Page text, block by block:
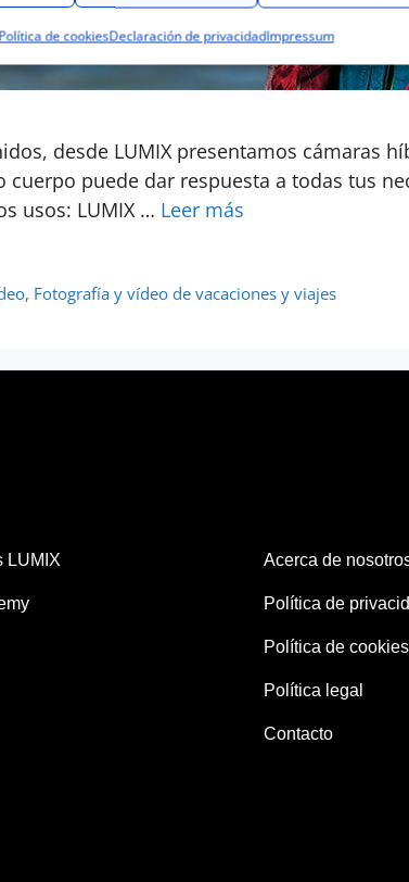
Política de cookiesDeclaración de privacidadImpressum
desde LUMIX presentamos cámaras
puede dar respuesta a todas tus
usos: LUMIX … Leer más
, Fotografía y vídeo de vacaciones y viajes
LUMIX Acerca de
Política de
Política de cookies
Política legal
Contacto